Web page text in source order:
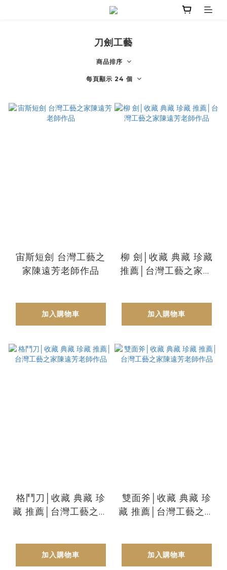
刀劍工藝
商品排序
每頁顯示 24 個
宙斯短劍 台灣工藝之
家陳遠芳老師作品
加入購物車
柳 劍│收藏 典藏 珍藏
推薦│台灣工藝之家陳
加入購物車
格鬥刀│收藏 典藏 珍
藏 推薦│台灣工藝之家
加入購物車
雙面斧│收藏 典藏 珍
藏 推薦│台灣工藝之家
加入購物車